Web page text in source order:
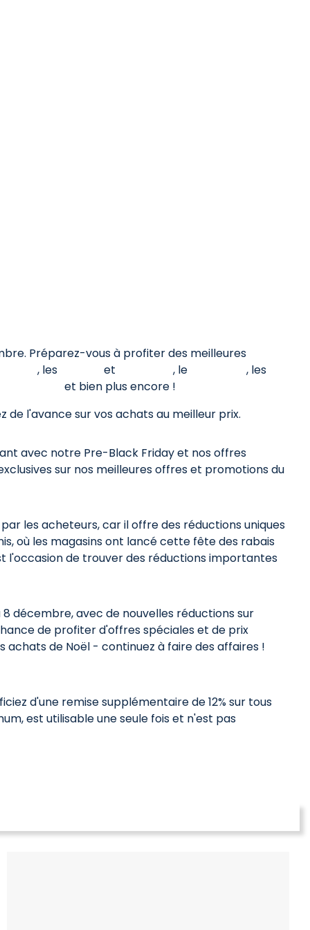
Préparez-vous à profiter des meilleures
, les et , le
, les
et bien plus encore !
l'avance sur vos achats au meilleur prix.
avec notre Pre-Black Friday et nos offres
sur nos meilleures offres et promotions du
les acheteurs, car il offre des réductions uniques
où les magasins ont lancé cette fête des rabais
l'occasion de trouver des réductions importantes
8 décembre, avec de nouvelles réductions sur
de profiter d'offres spéciales et de prix
achats de Noël - continuez à faire des affaires !
d'une remise supplémentaire de 12% sur tous
est utilisable une seule fois et n'est pas